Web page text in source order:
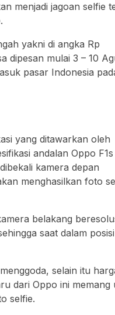
menjadi jagoan selfie
yakni di angka Rp
dipesan mulai 3 – 10
pasar Indonesia
yang ditawarkan oleh
andalan Oppo
kamera depan
menghasilkan foto
belakang
saat dalam posisi
selain itu
dari Oppo ini memang
selfie.